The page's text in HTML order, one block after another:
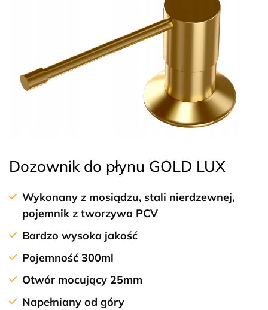
Dozownik do płynu GOLD LUX
Wykonany z mosiądzu, stali nierdzewnej,
pojemnik z tworzywa PCV
Bardzo wysoka jakość
Pojemność 300ml
Otwór mocujący 25mm
Napełniany od góry